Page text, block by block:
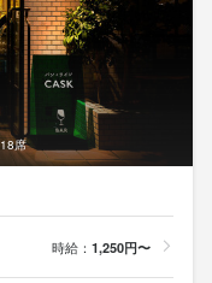
18席
時給： 1,250円〜